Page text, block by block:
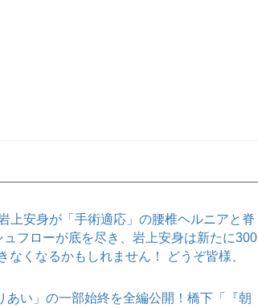
上安身が「手術適応」の腰椎ヘルニアと脊
フローが底を尽き、岩上安身は新たに300
くなるかもしれません！ どうぞ皆様、
い」の一部始終を全編公開！橋下「『朝